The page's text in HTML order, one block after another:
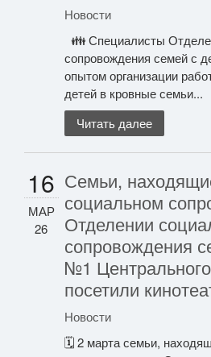
Новости
👪 Специалисты
сопровождения семей с
опытом организации
детей в кровные семьи...
Читать далее
16
МАР
26
Семьи,
социальном
Отделении
сопровождения
№1
посетили
Новости
🗓 2 марта семьи,